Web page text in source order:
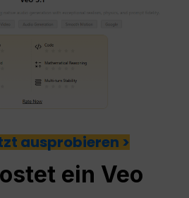
ausprobieren >
ein Veo